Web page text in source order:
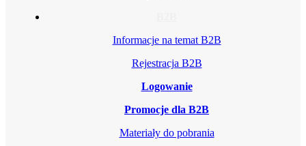
Informacje na temat B2B
Rejestracja B2B
Logowanie
Promocje dla B2B
Materiały do pobrania